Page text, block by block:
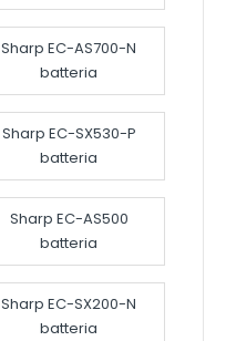
Sharp EC-AS700-N
batteria
Sharp EC-SX530-P
batteria
Sharp EC-AS500
batteria
Sharp EC-SX200-N
batteria